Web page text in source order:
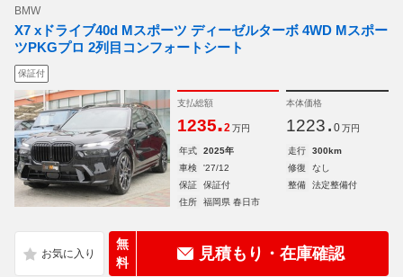
BMW
X7 xドライブ40d Mスポーツ ディーゼルターボ 4WD Mスポー
ツPKGプロ 2列目コンフォートシート
保証付
支払総額
1235.2 万円
本体価格
1223. 0 万円
年式 2025年 走行
300km
車検
'27/12 修復
なし
保証
保証付 整備
法定整備付
住所
福岡県 春日市
無
料
見積もり・在庫確認